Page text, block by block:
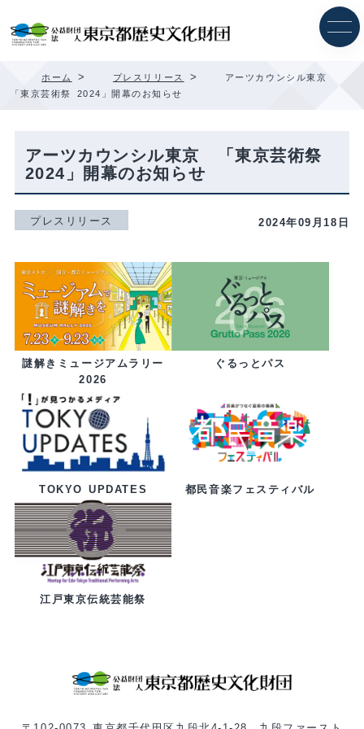
ホーム > プレスリリース >
アーツカウンシル東京
「東京芸術祭 2024」開幕のお知らせ
アーツカウンシル東京 「東京芸術祭
2024」開幕のお知らせ
プレスリリース 2024年09月18日
謎解きミュージアムラリー
2026
ぐるっとパス
TOKYO UPDATES 都民音楽フェスティバル
江戸東京伝統芸能祭